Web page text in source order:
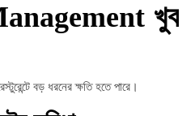
খুব
বড় ধরনের ক্ষতি হতে পারে।